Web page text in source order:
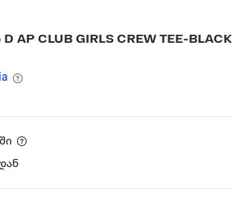
AP CLUB GIRLS CREW TEE-BLACK